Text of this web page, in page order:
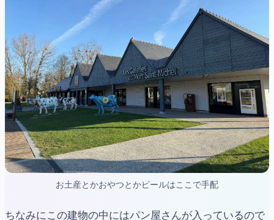
お土産とかおやつとかビールはここで手配
ちなみにこの建物の中にはパン屋さんが入っているので